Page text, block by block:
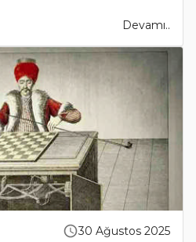
Devamı..
30 Ağustos 2025